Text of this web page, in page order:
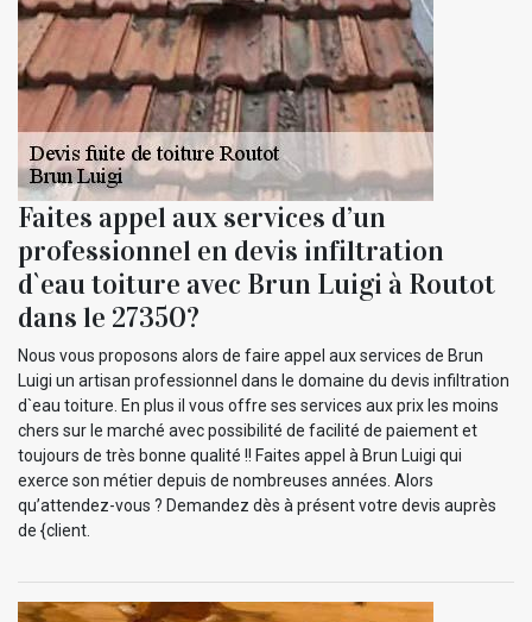
Faites appel aux services d’un
professionnel en devis infiltration
d`eau toiture avec Brun Luigi à Routot
dans le 27350?
Nous vous proposons alors de faire appel aux services de Brun
Luigi un artisan professionnel dans le domaine du devis infiltration
d`eau toiture. En plus il vous offre ses services aux prix les moins
chers sur le marché avec possibilité de facilité de paiement et
toujours de très bonne qualité !! Faites appel à Brun Luigi qui
exerce son métier depuis de nombreuses années. Alors
qu’attendez-vous ? Demandez dès à présent votre devis auprès
de {client.